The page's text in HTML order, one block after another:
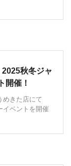
2025秋冬ジャ
開催！
めきた店にて
イベントを開催